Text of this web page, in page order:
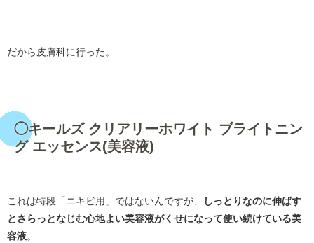
だから皮膚科に行った。
◯キールズ クリアリーホワイト ブライトニン
グ エッセンス(美容液)
これは特段「ニキビ用」ではないんですが、
しっとりなのに伸ばす
とさらっとなじむ心地よい美容液がくせになって使い続けている美
容液。